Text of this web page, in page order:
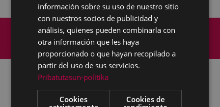
Aviso legal
Política de cookies
Accesibilidad
información sobre su uso de nuestro sitio
con nuestros socios de publicidad y
análisis, quienes pueden combinarla con
otra información que les haya
proporcionado o que hayan recopilado a
partir del uso de sus servicios.
Pribatutasun-politika
Cookies
Cookies de